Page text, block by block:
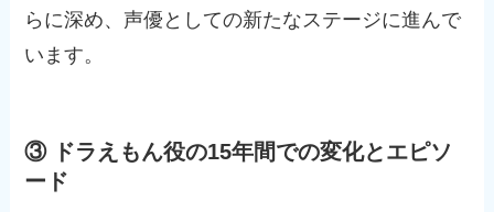
らに深め、声優としての新たなステージに進んで
います。
③ ドラえもん役の15年間での変化とエピソ
ード